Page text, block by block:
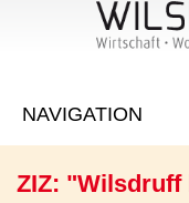
ZIZ: "Wilsdruff